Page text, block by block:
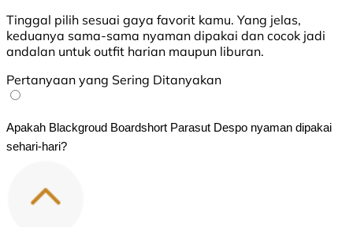
Tinggal pilih sesuai gaya favorit kamu. Yang jelas,
keduanya sama-sama nyaman dipakai dan cocok jadi
andalan untuk outfit harian maupun liburan.
Pertanyaan yang Sering Ditanyakan
Apakah Blackgroud Boardshort Parasut Despo nyaman dipakai
sehari-hari?